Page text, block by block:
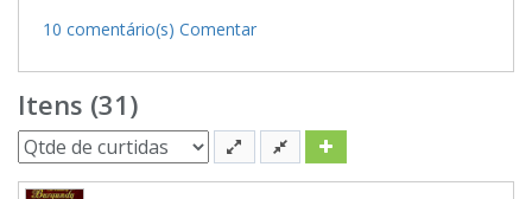
10 comentário(s) Comentar
Itens (31)